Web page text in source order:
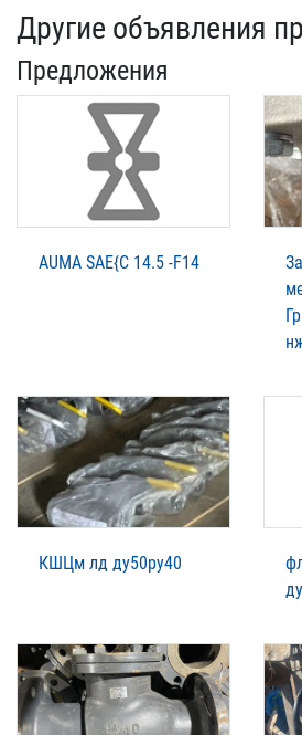
Другие объявления
Предложения
AUMA SAE{C 14.5 -F14
КШЦм лд ду50ру40